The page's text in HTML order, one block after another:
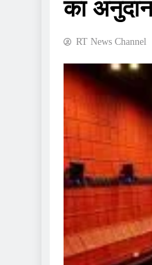
का अनुदान
RT News Channel